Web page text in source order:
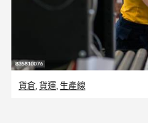
貨倉, 貨運, 生產線